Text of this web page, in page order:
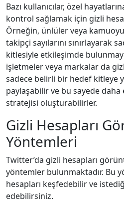
Bazı kullanıcılar, özel
kontrol sağlamak için gizli
Örneğin, ünlüler veya
takipçi sayılarını sınırlayarak
kitlesiyle etkileşimde
işletmeler veya markalar da
sadece belirli bir hedef kitleye
paylaşabilir ve bu sayede
stratejisi oluşturabilirler.
Gizli Hesapları
Yöntemleri
Twitter’da gizli hesapları
yöntemler bulunmaktadır. Bu
hesapları keşfedebilir ve
edebilirsiniz.